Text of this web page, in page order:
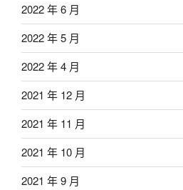
2022 年 6 月
2022 年 5 月
2022 年 4 月
2021 年 12 月
2021 年 11 月
2021 年 10 月
2021 年 9 月